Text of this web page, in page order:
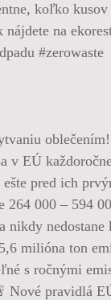
v EÚ
pred ich
264 000 – 594
nikdy
milióna ton
s ročnými
Nové pravidlá